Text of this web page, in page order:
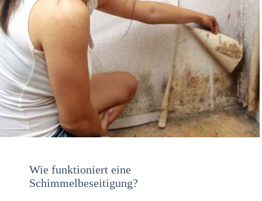
Wie funktioniert eine
Schimmelbeseitigung?